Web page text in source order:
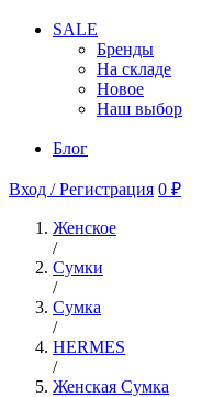
SALE
Бренды
На складе
Новое
Наш выбор
Блог
Вход / Регистрация 0 ₽
Женское
/
Сумки
/
Сумка
/
HERMES
/
Женская Сумка